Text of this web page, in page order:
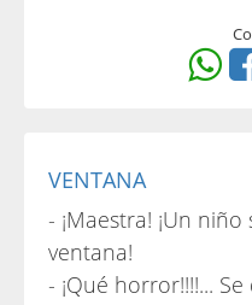
VENTANA
- ¡Maestra! ¡Un
ventana!
- ¡Qué horror!!!!...